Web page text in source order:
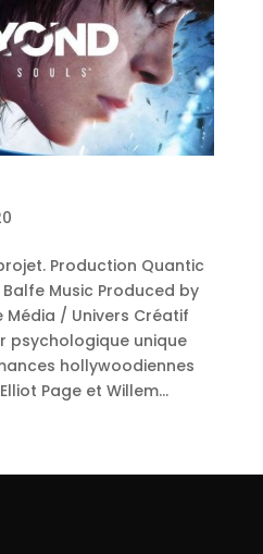
Production Quantic
Music Produced by
Média / Univers Créatif
psychologique unique
hollywoodiennes
Page et Willem...